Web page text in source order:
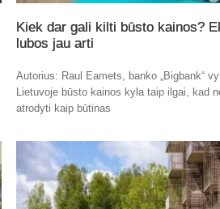
Kiek dar gali kilti būsto kainos?
lubos jau arti
Autorius: Raul Eamets, banko „Bigbank“
Lietuvoje būsto kainos kyla taip ilgai, kad
atrodyti kaip būtinas